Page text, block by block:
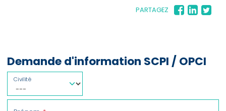
PARTAGEZ
Demande d'information SCPI / OPCI
Civilité